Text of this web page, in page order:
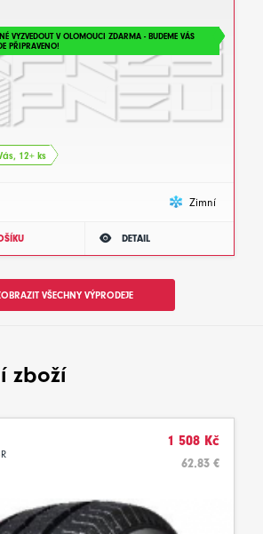
VYZVEDOUT V OLOMOUCI ZDARMA - BUDEME VÁS
PŘIPRAVENO!
12+ ks
Zimní
DETAIL
VŠECHNY VÝPRODEJE
zboží
1 508 Kč
62.83 €